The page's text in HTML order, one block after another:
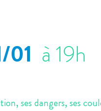
01 à 19h
ses dangers, ses